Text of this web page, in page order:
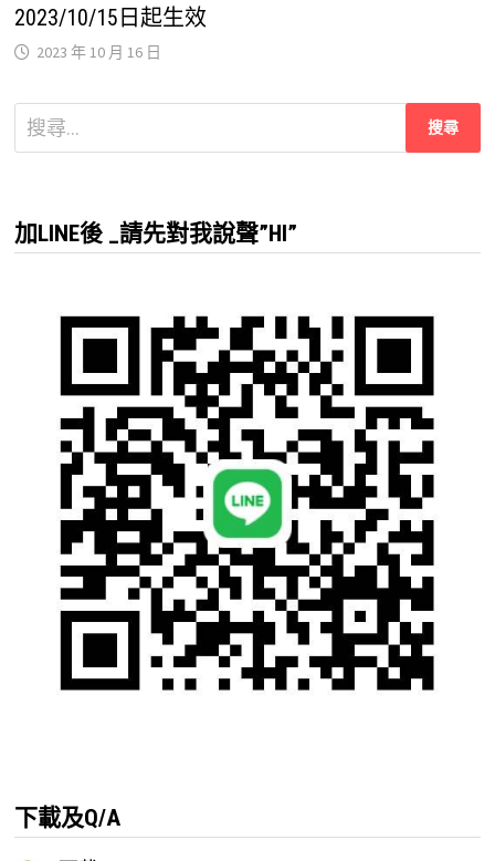
2023/10/15日起生效
2023 年 10 月 16 日
搜
尋
字:
加LINE後 _請先對我說聲”HI”
下載及Q/A